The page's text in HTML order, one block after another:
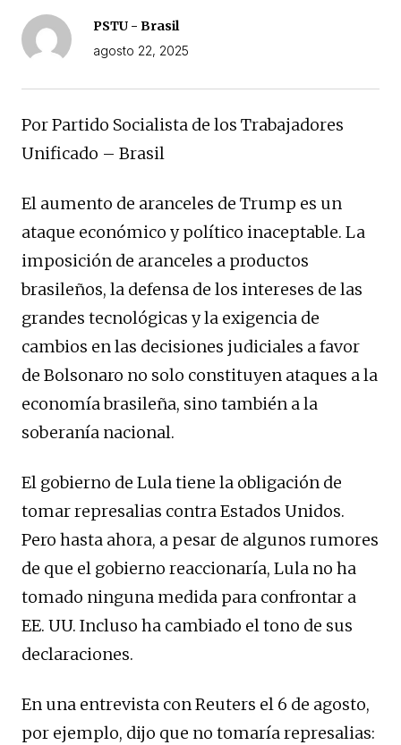
PSTU - Brasil
agosto 22, 2025
Por Partido Socialista de los Trabajadores
Unificado – Brasil
El aumento de aranceles de Trump es un
ataque económico y político inaceptable. La
imposición de aranceles a productos
brasileños, la defensa de los intereses de las
grandes tecnológicas y la exigencia de
cambios en las decisiones judiciales a favor
de Bolsonaro no solo constituyen ataques a la
economía brasileña, sino también a la
soberanía nacional.
El gobierno de Lula tiene la obligación de
tomar represalias contra Estados Unidos.
Pero hasta ahora, a pesar de algunos rumores
de que el gobierno reaccionaría, Lula no ha
tomado ninguna medida para confrontar a
EE. UU. Incluso ha cambiado el tono de sus
declaraciones.
En una entrevista con Reuters el 6 de agosto,
por ejemplo, dijo que no tomaría represalias: